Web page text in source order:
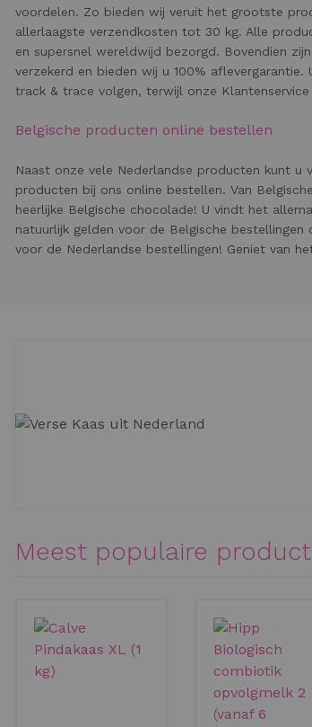
voordelen. Zo bieden wij veruit het grootste
allerlaagste verzendkosten tot 30 kg. Alle
en supersnel wereldwijd bezorgd. Bovendien
verzekerd en bieden wij u 100% aflevergarantie.
track & trace volgen, terwijl onze
Belgische producten online bestellen
Naast onze vele Nederlandse producten kunt u
producten bij ons online bestellen. Van
heerlijke Belgische chocolade! U vindt het
natuurlijk gelden voor de Belgische
voor de Nederlandse bestellingen! Geniet van
Meest populaire